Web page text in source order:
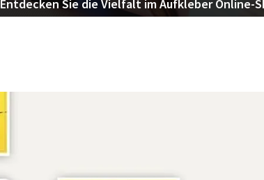
Entdecken Sie die Vielfalt im Aufkleber Online-